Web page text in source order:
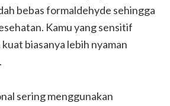
bebas formaldehyde sehingga
Kamu yang sensitif
biasanya lebih nyaman
sering menggunakan